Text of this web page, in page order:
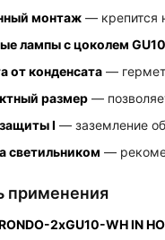
монтаж — крепится
лампы с цоколем GU10
от конденсата —
размер —
I — заземление
светильником —
применения
2хGU10-WH IN